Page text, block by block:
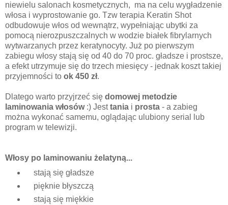
niewielu salonach kosmetycznych, ma na celu wygładzenie
włosa i wyprostowanie go. Tzw terapia Keratin Shot
odbudowuje włos od wewnątrz, wypełniając ubytki za
pomocą nierozpuszczalnych w wodzie białek fibrylarnych
wytwarzanych przez keratynocyty. Już po pierwszym
zabiegu włosy stają się od 40 do 70 proc. gładsze i prostsze,
a efekt utrzymuje się do trzech miesięcy - jednak koszt takiej
przyjemności to ok 450 zł.
Dlatego warto przyjrzeć się domowej metodzie
laminowania włosów:) Jesttania i prosta - a zabieg
można wykonać samemu, oglądając ulubiony serial lub
program w telewizji.
Włosy po laminowaniu żelatyną...
stają się gładsze
pięknie błyszczą
stają się miękkie